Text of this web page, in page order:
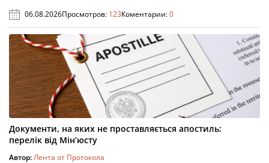
06.08.2026Просмотров: 123Коментарии:0
Документи, на яких не проставляється апостиль:
перелік від Мін’юсту
Автор:Лента от Протокола